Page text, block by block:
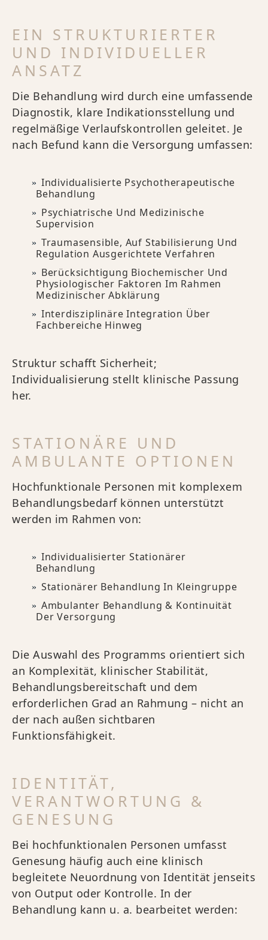
EIN STRUKTURIERTER
UND INDIVIDUELLER
ANSATZ
Die Behandlung wird durch eine umfassende
Diagnostik, klare Indikationsstellung und
regelmäßige Verlaufskontrollen geleitet. Je
nach Befund kann die Versorgung umfassen:
Individualisierte Psychotherapeutische
Behandlung
Psychiatrische Und Medizinische
Supervision
Traumasensible, Auf Stabilisierung Und
Regulation Ausgerichtete Verfahren
Berücksichtigung Biochemischer Und
Physiologischer Faktoren Im Rahmen
Medizinischer Abklärung
Interdisziplinäre Integration Über
Fachbereiche Hinweg
Struktur schafft Sicherheit;
Individualisierung stellt klinische Passung
her.
STATIONÄRE UND
AMBULANTE OPTIONEN
Hochfunktionale Personen mit komplexem
Behandlungsbedarf können unterstützt
werden im Rahmen von:
Individualisierter Stationärer
Behandlung
Stationärer Behandlung In Kleingruppe
Ambulanter Behandlung & Kontinuität
Der Versorgung
Die Auswahl des Programms orientiert sich
an Komplexität, klinischer Stabilität,
Behandlungsbereitschaft und dem
erforderlichen Grad an Rahmung – nicht an
der nach außen sichtbaren
Funktionsfähigkeit.
IDENTITÄT,
VERANTWORTUNG &
GENESUNG
Bei hochfunktionalen Personen umfasst
Genesung häufig auch eine klinisch
begleitete Neuordnung von Identität jenseits
von Output oder Kontrolle. In der
Behandlung kann u. a. bearbeitet werden: